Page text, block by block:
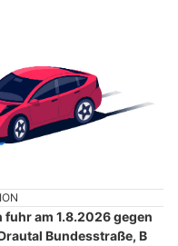
am 1.8.2026 gegen
Bundesstraße, B